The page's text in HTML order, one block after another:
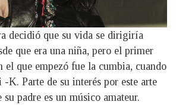
decidió que su vida se dirigiría
que era una niña, pero el primer
el que empezó fue la cumbia, cuando
-K. Parte de su interés por este arte
padre es un músico amateur.